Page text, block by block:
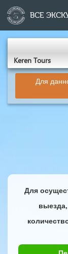
ВСЕ
Keren Tours
Для
Для